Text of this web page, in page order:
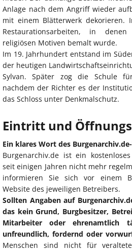
Anlage nach dem Angriff wieder
mit einem Blätterwerk dekorieren.
Restaurationsarbeiten, in
religiösen Motiven bemalt wurde.
Im 19. Jahrhundert entstand im
der heutigen
Sylvan. Später zog die Schule
nachdem der Richter es der
das Schloss unter Denkmalschutz.
Eintritt und
Ein klares Wort des
Burgenarchiv.de ist ein
seit einigen Jahren nicht mehr
informieren Sie sich vor einem
Website des jeweiligen Betreibers.
Sollten Angaben auf
das kein Grund, Burgbesitzer,
Mitarbeiter oder ehrenamtlich
unfreundlich, fordernd oder
Menschen sind nicht für